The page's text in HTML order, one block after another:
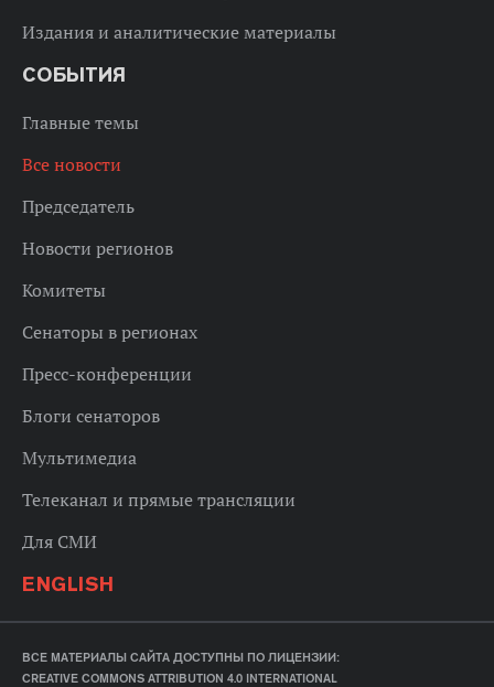
Издания и аналитические материалы
СОБЫТИЯ
Главные темы
Все новости
Председатель
Новости регионов
Комитеты
Сенаторы в регионах
Пресс-конференции
Блоги сенаторов
Мультимедиа
Телеканал и прямые трансляции
Для СМИ
ENGLISH
ВСЕ МАТЕРИАЛЫ САЙТА ДОСТУПНЫ ПО ЛИЦЕНЗИИ:
CREATIVE COMMONS ATTRIBUTION 4.0 INTERNATIONAL